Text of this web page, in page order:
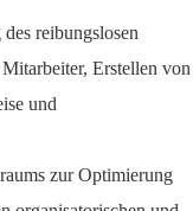
reibungslosen
Erstellen von
und
zur Optimierung